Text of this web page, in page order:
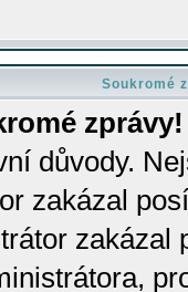
Soukromé
zprávy!
důvody.
zakázal
zakázal